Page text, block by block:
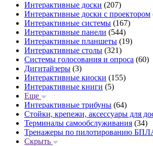
Интерактивные доски (207)
Интерактивные доски с проектором
Интерактивные системы (167)
Интерактивные панели (544)
Интерактивные планшеты (19)
Интерактивные столы (321)
Системы голосования и опроса (60)
Дигитайзеры (3)
Интерактивные киоски (155)
Интерактивные книги (5)
Еще
Интерактивные трибуны (64)
Стойки, крепежи, аксессуары для
Терминалы самообслуживания (34)
Тренажеры по пилотированию
Скрыть